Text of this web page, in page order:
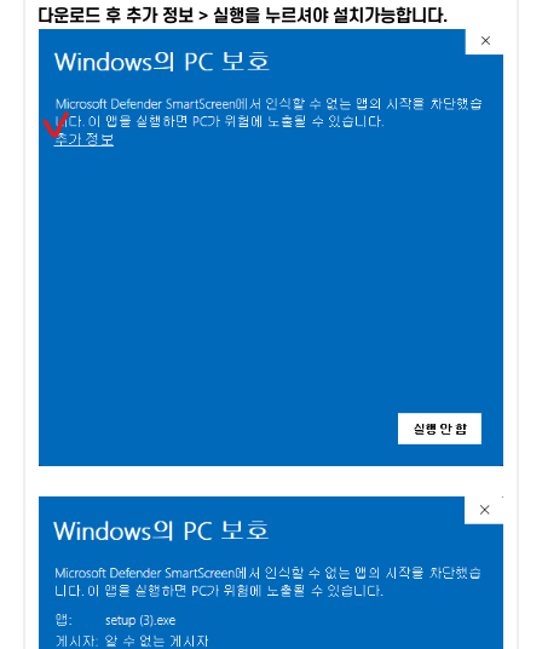
다운로드 후 추가 정보 > 실행을 누르셔야 설치가능합니다.